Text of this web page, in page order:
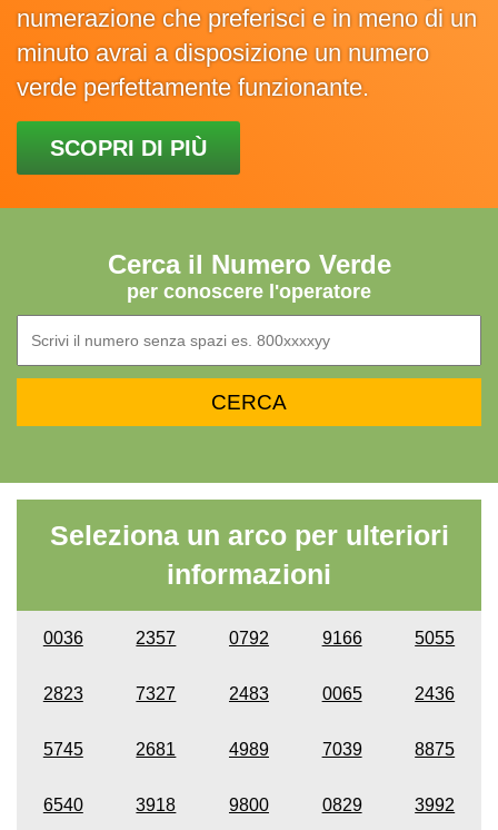
numerazione che preferisci e in meno di un
minuto avrai a disposizione un numero
verde perfettamente funzionante.
SCOPRI DI PIÙ
Cerca il Numero Verde
per conoscere l'operatore
Seleziona un arco per ulteriori
informazioni
0036 2357 0792 9166 5055
2823 7327 2483 0065 2436
5745 2681 4989 7039 8875
6540 3918 9800 0829 3992